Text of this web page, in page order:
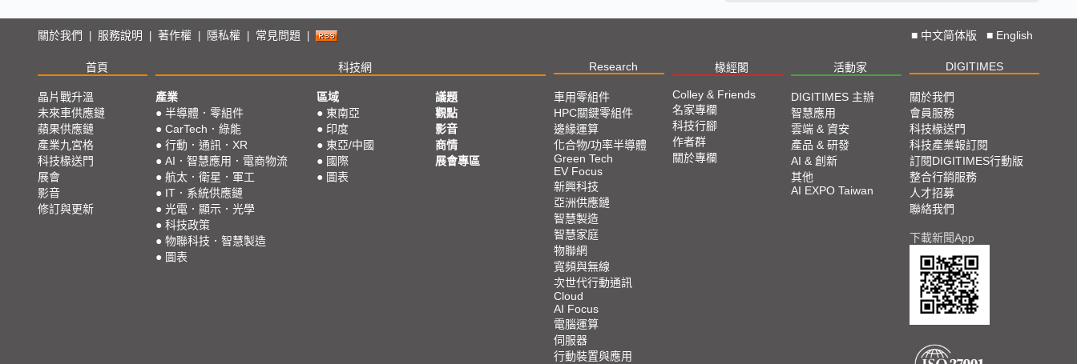
關於我們 服務說明 著作權 隱私權 常見問題 ■ 中文简体版 ■ English
首頁 科技網 Research 椽經閣 活動家 DIGITIMES
晶片戰升溫
未來車供應鏈
蘋果供應鏈
產業九宮格
科技椽送門
展會
影音
修訂與更新
產業
● 半導體．零組件
● CarTech．綠能
● 行動．通訊．XR
● AI．智慧應用．電商物流
● 航太．衛星．軍工
● IT．系統供應鏈
● 光電．顯示．光學
● 科技政策
● 物聯科技．智慧製造
● 圖表
區域
● 東南亞
● 印度
● 東亞/中國
● 國際
● 圖表
議題
觀點
影音
商情
展會專區
車用零組件
HPC關鍵零組件
邊緣運算
化合物/功率半導體
Green Tech
EV Focus
新興科技
亞洲供應鏈
智慧製造
智慧家庭
物聯網
寬頻與無線
次世代行動通訊
Cloud
AI Focus
電腦運算
伺服器
行動裝置與應用
Colley & Friends
名家專欄
科技行腳
作者群
關於專欄
DIGITIMES 主辦
智慧應用
雲端 & 資安
產品 & 研發
AI & 創新
其他
AI EXPO Taiwan
關於我們
會員服務
科技椽送門
科技產業報訂閱
訂閱DIGITIMES行動版
整合行銷服務
人才招募
聯絡我們
下載新聞App